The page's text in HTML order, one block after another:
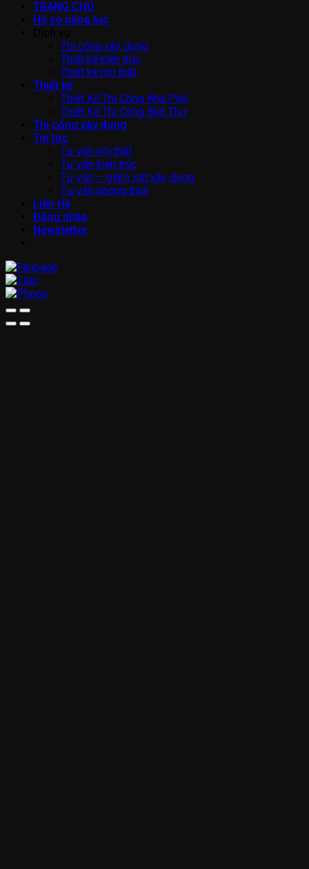
TRANG CHỦ
Hồ sơ năng lực
Thi công xây dựng
Thiết kế kiến trúc
Thiết kế nội thất
Thiết kế
Thiết Kế Thi Công Nhà Phố
Thiết Kế Thi Công Biệt Thự
Thi công xây dựng
Tin tức
Tư vấn nội thất
Tư vấn kiến trúc
Tư vấn – giám sát xây dựng
Tư vấn phong thuỷ
Liên Hệ
Đăng nhập
Newsletter